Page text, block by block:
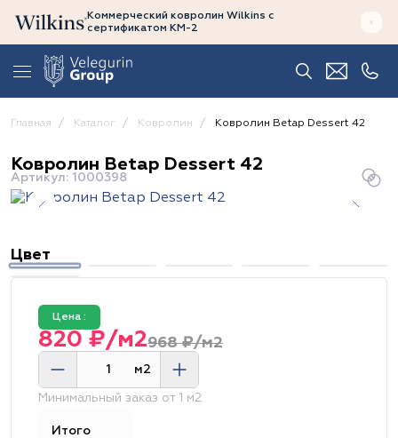
Коммерческий ковролин Wilkins с
сертификатом КМ-2
Главная Каталог Ковролин Ковролин Betap Dessert 42
Ковролин Betap Dessert 42
Артикул: 1000398
Цвет
Цена :
968 ₽/м2
820 ₽/м2
м2
Минимальный заказ от 1 м2
Итого